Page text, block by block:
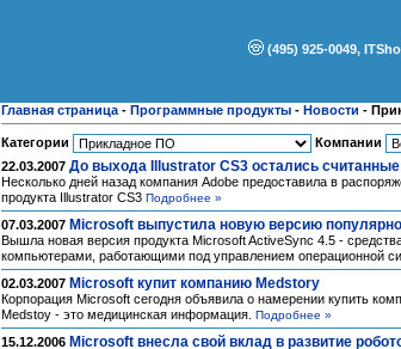
(495) 925-0049,
Главная страница - Программные продукты - Новости -
Категории
Компании
22.03.2007 До выхода Illustrator CS3 остались
Несколько дней назад компания Adobe предоставила в
продукта Illustrator CS3 Подробнее »
07.03.2007 Microsoft выпустила новую версию
Вышла новая версия продукта Microsoft ActiveSync 4.5 -
компьютерами, работающими под управлением операционной
02.03.2007 Microsoft купит компанию Medstory
Корпорация Microsoft сегодня объявила о намерении купить
Medstoy - это медицинская информация. Подробнее »
15.12.2006 Microsoft внесла свой вклад в развитие